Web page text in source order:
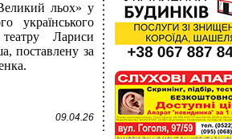
льох» у
українського
Лариси
поставлену за
09.04.26